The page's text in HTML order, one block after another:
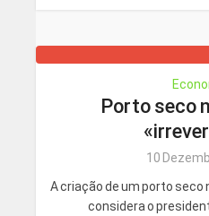
Porto seco
10
A criação de um porto seco
considera o